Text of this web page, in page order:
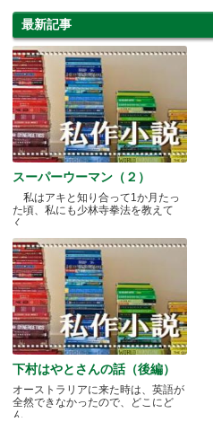
最新記事
スーパーウーマン（２）
私はアキと知り合って1か月たっ
た頃、私にも少林寺拳法を教えて
く.....
下村はやとさんの話（後編）
オーストラリアに来た時は、英語が
全然できなかったので、どこにど
ん.....